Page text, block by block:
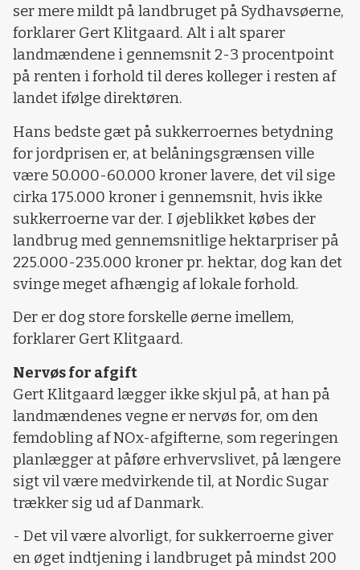
ser mere mildt på landbruget på Sydhavsøerne,
forklarer Gert Klitgaard. Alt i alt sparer
landmændene i gennemsnit 2-3 procentpoint
på renten i forhold til deres kolleger i resten af
landet ifølge direktøren.
Hans bedste gæt på sukkerroernes betydning
for jordprisen er, at belåningsgrænsen ville
være 50.000-60.000 kroner lavere, det vil sige
cirka 175.000 kroner i gennemsnit, hvis ikke
sukkerroerne var der. I øjeblikket købes der
landbrug med gennemsnitlige hektarpriser på
225.000-235.000 kroner pr. hektar, dog kan det
svinge meget afhængig af lokale forhold.
Der er dog store forskelle øerne imellem,
forklarer Gert Klitgaard.
Nervøs for afgift
Gert Klitgaard lægger ikke skjul på, at han på
landmændenes vegne er nervøs for, om den
femdobling af NOx-afgifterne, som regeringen
planlægger at påføre erhvervslivet, på længere
sigt vil være medvirkende til, at Nordic Sugar
trækker sig ud af Danmark.
- Det vil være alvorligt, for sukkerroerne giver
en øget indtjening i landbruget på mindst 200